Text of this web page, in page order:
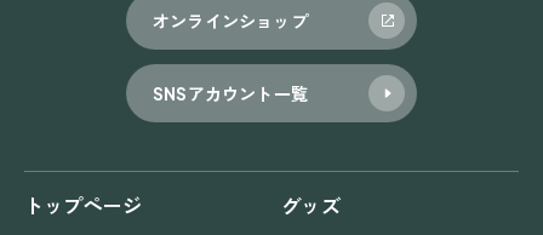
オンラインショップ
SNSアカウント一覧
トップページ
グッズ